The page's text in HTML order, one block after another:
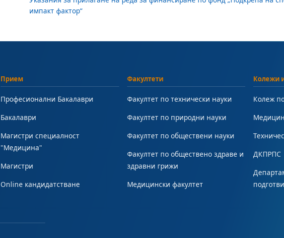
импакт фактор“
Прием
Професионални Бакалаври
Бакалаври
Магистри специалност
"Медицина"
Магистри
Online кандидатстване
Факултети
Факултет по технически науки
Факултет по природни науки
Факултет по обществени науки
Факултет по обществено здраве и
здравни грижи
Медицински факултет
Колежи
Колеж
ДКПРПС